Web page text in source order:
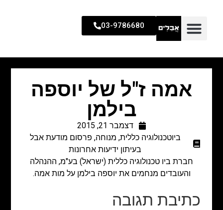
03-9786680
אמה ז"ל של יוספה
בילמן
דצמבר 21, 2015
ביוטכנולוגיה כללית, מנוחה, פרסום מודעת אבל
בעיתון ידיעות אחרונות
חברת ביו טכנולוגיה כללית (ישראל) בע"מ, ההנהלה
והעובדים מנחמים את יוספה בילמן על מות אמה.
כתיבת תגובה